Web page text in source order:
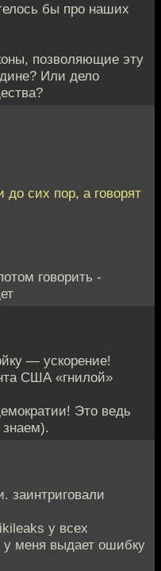
бы про наших
позволяющие эту
Или дело
сих пор, а говорят
говорить -
— ускорение!
США «гнилой»
Это ведь
заинтриговали
у всех
у меня выдает ошибку